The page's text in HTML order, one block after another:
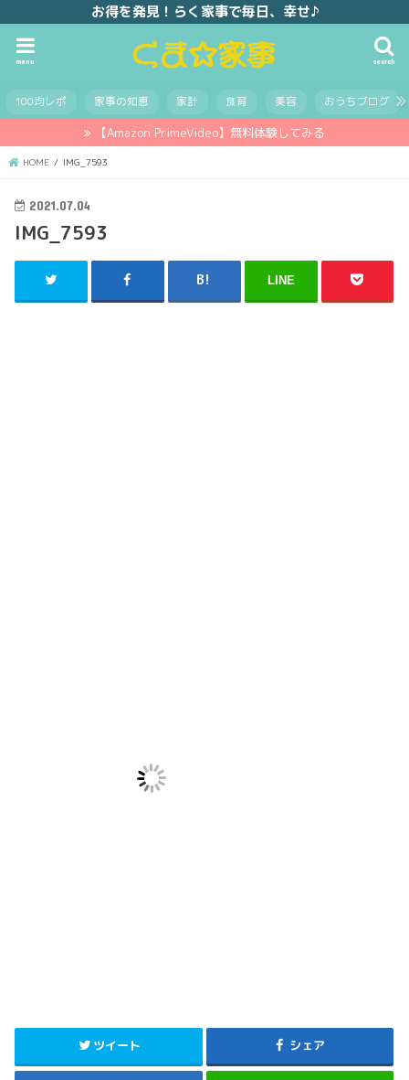
お得を発見！らく家事で毎日、幸せ♪
search
menu
100均レポ 家事の知恵 家計 食育 美容 おうちブログ
【Amazon PrimeVideo】無料体験してみる
HOME IMG_7593
2021.07.04
IMG_7593
LINE
ツイート シェア